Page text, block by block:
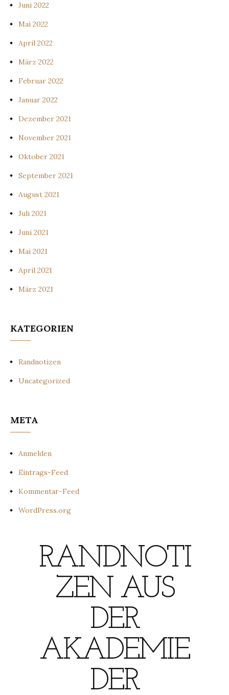
Juni 2022
Mai 2022
April 2022
März 2022
Februar 2022
Januar 2022
Dezember 2021
November 2021
Oktober 2021
September 2021
August 2021
Juli 2021
Juni 2021
Mai 2021
April 2021
März 2021
KATEGORIEN
Randnotizen
Uncategorized
META
Anmelden
Eintrags-Feed
Kommentar-Feed
WordPress.org
RANDNOTI
ZEN AUS
DER
AKADEMIE
DER